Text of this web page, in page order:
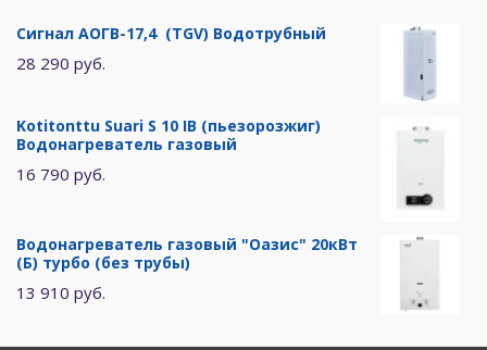
Сигнал АОГВ-17,4 (TGV) Водотрубный
28 290 руб.
Kotitonttu Suari S 10 IB (пьезорозжиг)
Водонагреватель газовый
16 790 руб.
Водонагреватель газовый "Оазис" 20кВт
(Б) турбо (без трубы)
13 910 руб.